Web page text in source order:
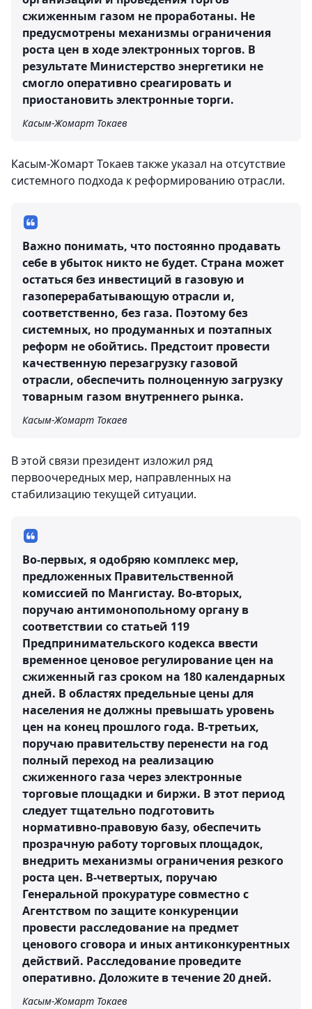
сжиженным газом не проработаны. Не
предусмотрены механизмы ограничения
роста цен в ходе электронных торгов. В
результате Министерство энергетики не
смогло оперативно среагировать и
приостановить электронные торги.
Касым-Жомарт Токаев
Касым-Жомарт Токаев также указал на отсутствие
системного подхода к реформированию отрасли.
Важно понимать, что постоянно продавать
себе в убыток никто не будет. Страна может
остаться без инвестиций в газовую и
газоперерабатывающую отрасли и,
соответственно, без газа. Поэтому без
системных, но продуманных и поэтапных
реформ не обойтись. Предстоит провести
качественную перезагрузку газовой
отрасли, обеспечить полноценную загрузку
товарным газом внутреннего рынка.
Касым-Жомарт Токаев
В этой связи президент изложил ряд
первоочередных мер, направленных на
стабилизацию текущей ситуации.
Во-первых, я одобряю комплекс мер,
предложенных Правительственной
комиссией по Мангистау. Во-вторых,
поручаю антимонопольному органу в
соответствии со статьей 119
Предпринимательского кодекса ввести
временное ценовое регулирование цен на
сжиженный газ сроком на 180 календарных
дней. В областях предельные цены для
населения не должны превышать уровень
цен на конец прошлого года. В-третьих,
поручаю правительству перенести на год
полный переход на реализацию
сжиженного газа через электронные
торговые площадки и биржи. В этот период
следует тщательно подготовить
нормативно-правовую базу, обеспечить
прозрачную работу торговых площадок,
внедрить механизмы ограничения резкого
роста цен. В-четвертых, поручаю
Генеральной прокуратуре совместно с
Агентством по защите конкуренции
провести расследование на предмет
ценового сговора и иных антиконкурентных
действий. Расследование проведите
оперативно. Доложите в течение 20 дней.
Касым-Жомарт Токаев